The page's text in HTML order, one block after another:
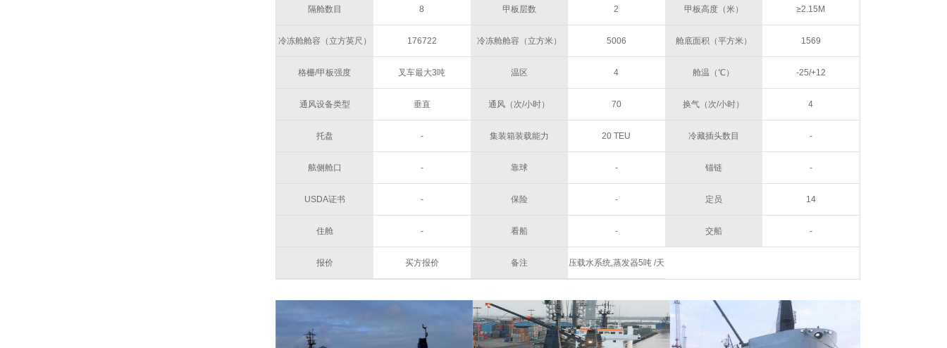
400/230V, 700KVA
@1500RPM
#2,3,4 (9.4 x 8.52米)
隔舱数目 8 甲板层数 2 甲板高度（米） ≥2.15M
冷冻舱舱容（立方英尺） 176722 冷冻舱舱容（立方米） 5006 舱底面积（平方米） 1569
格栅/甲板强度 叉车最大3吨 温区 4 舱温（℃） -25/+12
通风设备类型 垂直 通风（次/小时） 70 换气（次/小时） 4
托盘 - 集装箱装载能力 20 TEU 冷藏插头数目 -
舷侧舱口 - 靠球 - 锚链 -
USDA证书 - 保险 - 定员 14
住舱 - 看船 - 交船 -
报价 买方报价 备注 压载水系统,蒸发器5吨 /天